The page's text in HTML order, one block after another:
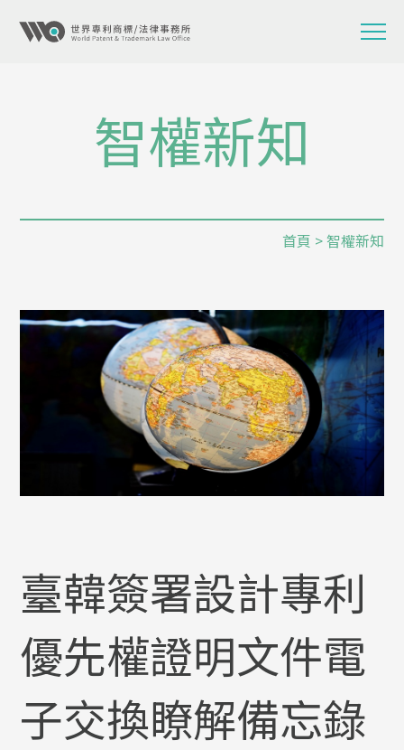
智權新知
首頁 > 智權新知
臺韓簽署設計專利
優先權證明文件電
子交換瞭解備忘錄